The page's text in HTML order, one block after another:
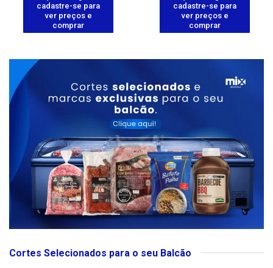
cadastre-se para
ver preços e
comprar
cadastre-se para
ver preços e
comprar
Cortes Selecionados para o seu Balcão